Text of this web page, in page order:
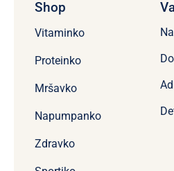
Shop
Vitaminko
Proteinko
Mršavko
Napumpanko
Zdravko